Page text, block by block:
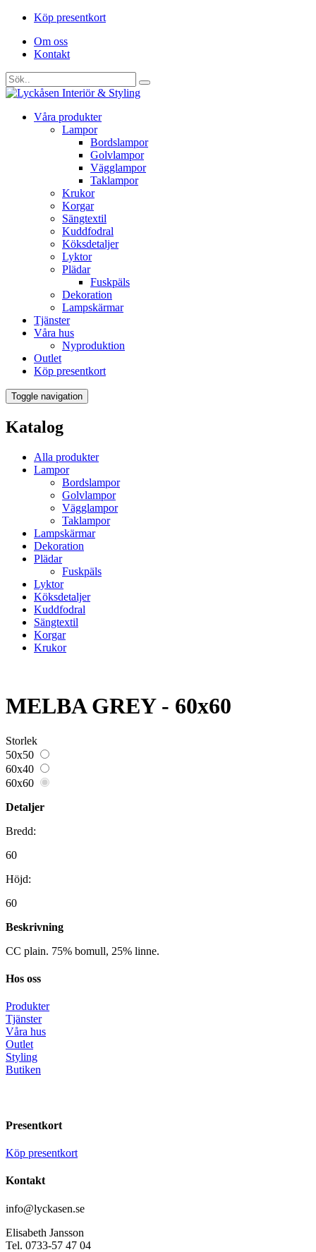
Köp presentkort
Om oss
Kontakt
Våra produkter
Lampor
Bordslampor
Golvlampor
Vägglampor
Taklampor
Krukor
Korgar
Sängtextil
Kuddfodral
Köksdetaljer
Lyktor
Plädar
Fuskpäls
Dekoration
Lampskärmar
Tjänster
Våra hus
Nyproduktion
Outlet
Köp presentkort
Toggle navigation
Katalog
Alla produkter
Lampor
Bordslampor
Golvlampor
Vägglampor
Taklampor
Lampskärmar
Dekoration
Plädar
Fuskpäls
Lyktor
Köksdetaljer
Kuddfodral
Sängtextil
Korgar
Krukor
MELBA GREY - 60x60
Storlek
50x50
60x40
60x60
Detaljer
Bredd:
60
Höjd:
60
Beskrivning
CC plain. 75% bomull, 25% linne.
Hos oss
Produkter
Tjänster
Våra hus
Outlet
Styling
Butiken
Presentkort
Köp presentkort
Kontakt
info@lyckasen.se
Elisabeth Jansson
Tel. 0733-57 47 04